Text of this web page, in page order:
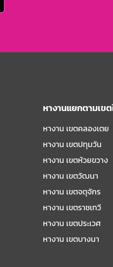
หางานแยกตามเข
หางาน เขตคลองเตย
หางาน เขตปทุมวัน
หางาน เขตห้วยขวาง
หางาน เขตวัฒนา
หางาน เขตจตุจักร
หางาน เขตราชเทวี
หางาน เขตประเวศ
หางาน เขตบางนา